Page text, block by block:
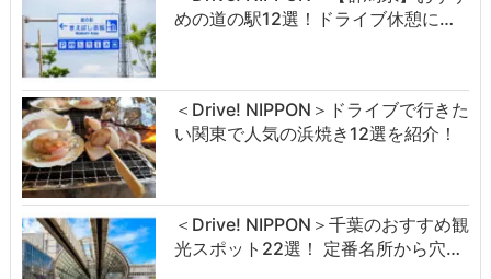
めの道の駅12選！ドライブ休憩に…
＜Drive! NIPPON＞ドライブで行きた
い関東で人気の浜焼き12選を紹介！
＜Drive! NIPPON＞千葉のおすすめ観
光スポット22選！ 定番名所から穴…